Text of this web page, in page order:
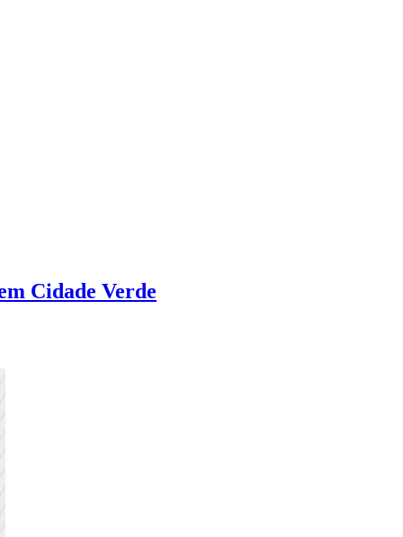
Cidade Verde